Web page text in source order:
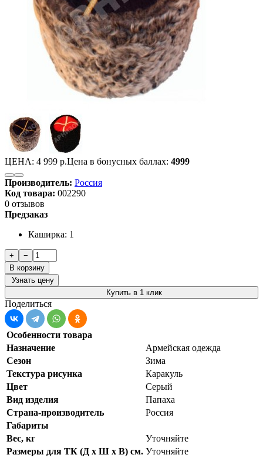
ЦЕНА: 4 999 р.Цена в бонусных баллах: 4999
Производитель: Россия
Код товара: 002290
0 отзывов
Предзаказ
Каширка: 1
+
−
В корзину
Узнать цену
Купить в 1 клик
Поделиться
Особенности товара
Назначение
Армейская одежда
Сезон
Зима
Текстура рисунка
Каракуль
Цвет
Серый
Вид изделия
Папаха
Страна-производитель
Россия
Габариты
Вес, кг
Уточняйте
Размеры для ТК (Д х Ш х В) см. Уточняйте